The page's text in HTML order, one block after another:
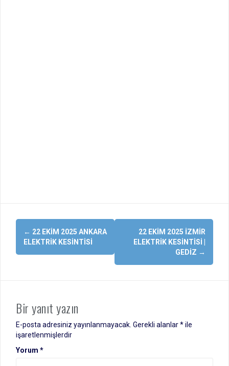
Yazı
dolaşımı
← 22 EKIM 2025 ANKARA
ELEKTRIK KESINTISI
22 EKIM 2025 İZMIR
ELEKTRIK KESINTISI |
GEDIZ →
Bir yanıt yazın
E-posta adresiniz yayınlanmayacak. Gerekli alanlar*ile
işaretlenmişlerdir
Yorum *